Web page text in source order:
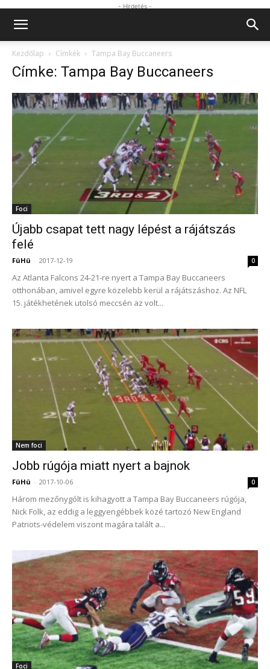
- Hirdetés -
Kezdőlap Címkék Tampa Bay Buccaneers
Címke: Tampa Bay Buccaneers
Foci
Újabb csapat tett nagy lépést a rájátszás
felé
FüHü - 2017-12-19 0
Az Atlanta Falcons 24-21-re nyert a Tampa Bay Buccaneers
otthonában, amivel egyre közelebb kerül a rájátszáshoz. Az NFL
15. játékhetének utolsó meccsén az volt...
Nem foci
Jobb rúgója miatt nyert a bajnok
FüHü - 2017-10-06 0
Három mezőnygólt is kihagyott a Tampa Bay Buccaneers rúgója,
Nick Folk, az eddig a leggyengébbek közé tartozó New England
Patriots-védelem viszont magára talált a...
Foci